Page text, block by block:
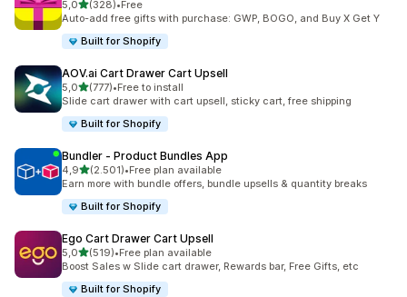
5,0de 5 estrelas
(328)
328 total de avaliações
•Free
Auto-add free gifts with purchase: GWP, BOGO, and Buy X Get Y
Built for Shopify
AOV.ai Cart Drawer Cart Upsell
5,0de 5 estrelas
(777)
777 total de avaliações
•Free to install
Slide cart drawer with cart upsell, sticky cart, free shipping
Built for Shopify
Bundler ‑ Product Bundles App
4,9de 5 estrelas
(2.501)
2501 total de avaliações
•Free plan available
Earn more with bundle offers, bundle upsells & quantity breaks
Built for Shopify
Ego Cart Drawer Cart Upsell
5,0de 5 estrelas
(519)
519 total de avaliações
•Free plan available
Boost Sales w Slide cart drawer, Rewards bar, Free Gifts, etc
Built for Shopify